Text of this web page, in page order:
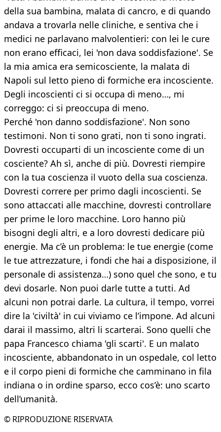
della sua bambina, malata di cancro, e di quando
andava a trovarla nelle cliniche, e sentiva che i
medici ne parlavano malvolentieri: con lei le cure
non erano efficaci, lei 'non dava soddisfazione'. Se
la mia amica era semicosciente, la malata di
Napoli sul letto pieno di formiche era incosciente.
Degli incoscienti ci si occupa di meno…, mi
correggo: ci si preoccupa di meno.
Perché 'non danno soddisfazione'. Non sono
testimoni. Non ti sono grati, non ti sono ingrati.
Dovresti occuparti di un incosciente come di un
cosciente? Ah sì, anche di più. Dovresti riempire
con la tua coscienza il vuoto della sua coscienza.
Dovresti correre per primo dagli incoscienti. Se
sono attaccati alle macchine, dovresti controllare
per prime le loro macchine. Loro hanno più
bisogni degli altri, e a loro dovresti dedicare più
energie. Ma c’è un problema: le tue energie (come
le tue attrezzature, i fondi che hai a disposizione, il
personale di assistenza…) sono quel che sono, e tu
devi dosarle. Non puoi darle tutte a tutti. Ad
alcuni non potrai darle. La cultura, il tempo, vorrei
dire la 'civiltà' in cui viviamo ce l’impone. Ad alcuni
darai il massimo, altri li scarterai. Sono quelli che
papa Francesco chiama 'gli scarti'. E un malato
incosciente, abbandonato in un ospedale, col letto
e il corpo pieni di formiche che camminano in fila
indiana o in ordine sparso, ecco cos’è: uno scarto
dell’umanità.
© RIPRODUZIONE RISERVATA